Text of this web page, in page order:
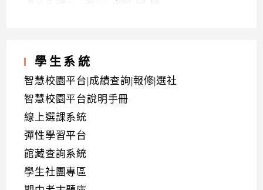
學生系統
智慧校園平台|成績查詢|報修|選社
智慧校園平台說明手冊
線上選課系統
彈性學習平台
館藏查詢系統
學生社團專區